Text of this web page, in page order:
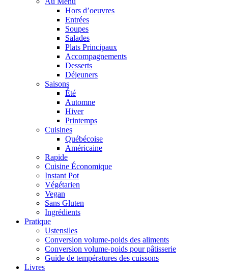
Hors d’oeuvres
Entrées
Soupes
Salades
Plats Principaux
Accompagnements
Desserts
Déjeuners
Saisons
Été
Automne
Hiver
Printemps
Cuisines
Québécoise
Américaine
Rapide
Cuisine Économique
Instant Pot
Végétarien
Vegan
Sans Gluten
Ingrédients
Pratique
Ustensiles
Conversion volume-poids des aliments
Conversion volume-poids pour pâtisserie
Guide de températures des cuissons
Livres